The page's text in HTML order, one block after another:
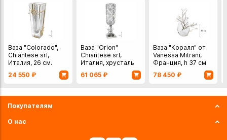
Ваза "Colorado",
Chiantese srl,
Италия, 26 см.
24 550 ₽
Ваза "Orion"
Chiantese srl,
Италия, хрусталь
61 065 ₽
Ваза "Коралл" от
Vanessa Mitrani,
Франция, h 37 см
78 450 ₽
Покупателям
О нас